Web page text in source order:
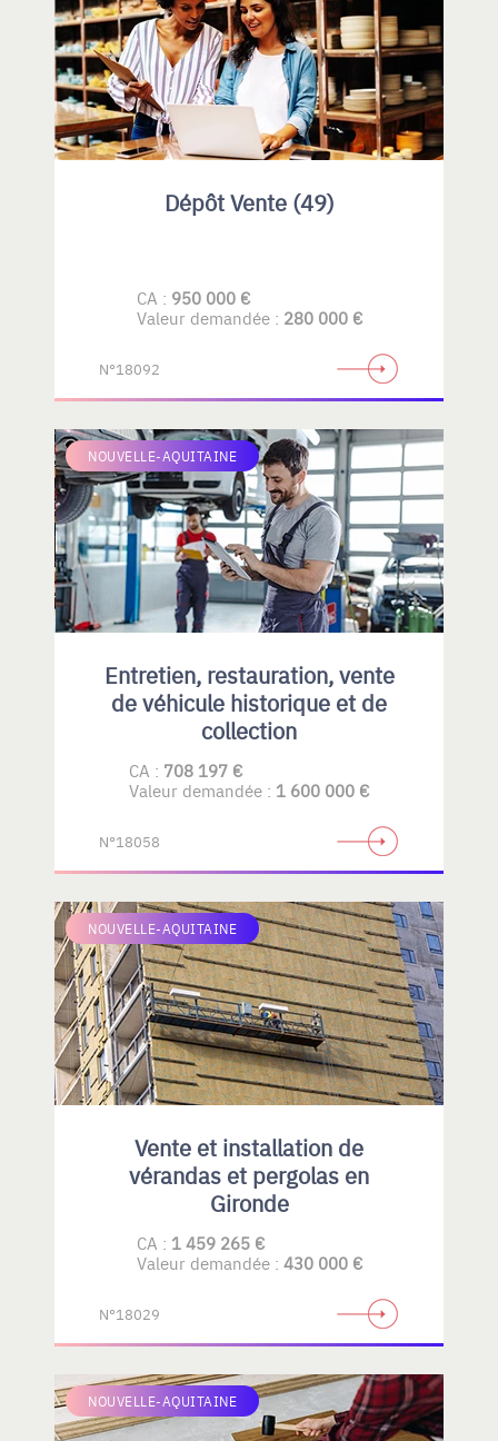
Dépôt Vente (49)
CA : 950 000 €
Valeur demandée : 280 000 €
N°18092
NOUVELLE-AQUITAINE
Entretien, restauration, vente
de véhicule historique et de
collection
CA : 708 197 €
Valeur demandée : 1 600 000 €
N°18058
NOUVELLE-AQUITAINE
Vente et installation de
vérandas et pergolas en
Gironde
CA : 1 459 265 €
Valeur demandée : 430 000 €
N°18029
NOUVELLE-AQUITAINE